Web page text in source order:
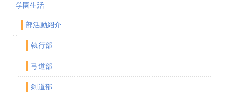
学園生活
部活動紹介
執行部
弓道部
剣道部